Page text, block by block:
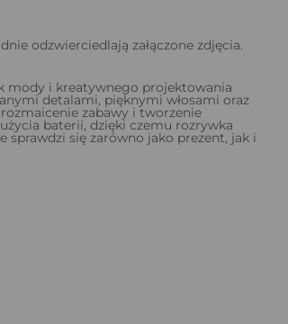
odzwierciedlają załączone zdjęcia.
mody i kreatywnego projektowania
detalami, pięknymi włosami oraz
zabawy i tworzenie
baterii, dzięki czemu rozrywka
się zarówno jako prezent, jak i